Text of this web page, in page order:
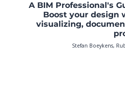
A BIM Professional's
Boost your design
visualizing,
Stefan Boeykens,